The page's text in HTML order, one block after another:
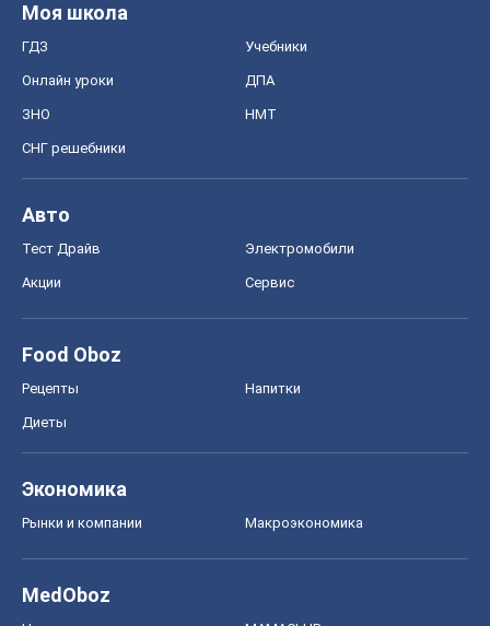
Моя школа
ГДЗ Учебники
Онлайн уроки ДПА
ЗНО НМТ
СНГ решебники
Авто
Тест Драйв Электромобили
Акции Сервис
Food Oboz
Рецепты Напитки
Диеты
Экономика
Рынки и компании Mакроэкономика
MedOboz